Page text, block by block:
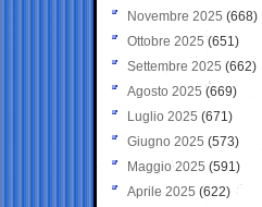
Novembre 2025 (668)
Ottobre 2025 (651)
Settembre 2025 (662)
Agosto 2025 (669)
Luglio 2025 (671)
Giugno 2025 (573)
Maggio 2025 (591)
Aprile 2025 (622)